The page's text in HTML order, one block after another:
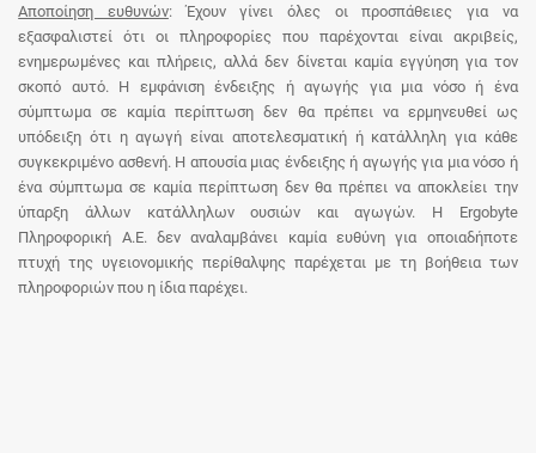
Αποποίηση ευθυνών: Έχουν γίνει όλες οι προσπάθειες για να
εξασφαλιστεί ότι οι πληροφορίες που παρέχονται είναι ακριβείς,
ενημερωμένες και πλήρεις, αλλά δεν δίνεται καμία εγγύηση για τον
σκοπό αυτό. Η εμφάνιση ένδειξης ή αγωγής για μια νόσο ή ένα
σύμπτωμα σε καμία περίπτωση δεν θα πρέπει να ερμηνευθεί ως
υπόδειξη ότι η αγωγή είναι αποτελεσματική ή κατάλληλη για κάθε
συγκεκριμένο ασθενή. Η απουσία μιας ένδειξης ή αγωγής για μια νόσο ή
ένα σύμπτωμα σε καμία περίπτωση δεν θα πρέπει να αποκλείει την
ύπαρξη άλλων κατάλληλων ουσιών και αγωγών. Η Ergobyte
Πληροφορική Α.Ε. δεν αναλαμβάνει καμία ευθύνη για οποιαδήποτε
πτυχή της υγειονομικής περίθαλψης παρέχεται με τη βοήθεια των
πληροφοριών που η ίδια παρέχει.